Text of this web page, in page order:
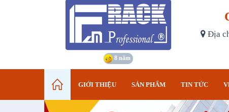
8 năm
Địa
GIỚI THIỆU SẢN PHẨM TIN TỨC